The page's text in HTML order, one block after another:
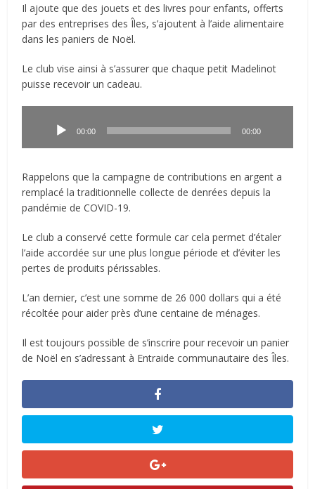
Il ajoute que des jouets et des livres pour enfants, offerts
par des entreprises des Îles, s’ajoutent à l’aide alimentaire
dans les paniers de Noël.
Le club vise ainsi à s’assurer que chaque petit Madelinot
puisse recevoir un cadeau.
00:00 00:00
Rappelons que la campagne de contributions en argent a
remplacé la traditionnelle collecte de denrées depuis la
pandémie de COVID-19.
Le club a conservé cette formule car cela permet d’étaler
l’aide accordée sur une plus longue période et d’éviter les
pertes de produits périssables.
L’an dernier, c’est une somme de 26 000 dollars qui a été
récoltée pour aider près d’une centaine de ménages.
Il est toujours possible de s’inscrire pour recevoir un panier
de Noël en s’adressant à Entraide communautaire des Îles.